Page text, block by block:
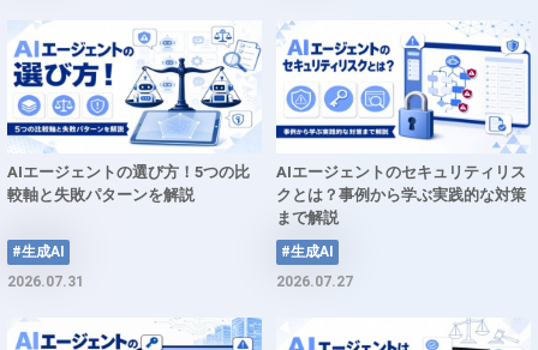
AIエージェントの選び方！5つの比
較軸と失敗パターンを解説
#生成AI
2026.07.31
AIエージェントのセキュリティリス
クとは？事例から学ぶ実践的な対策
まで解説
#生成AI
2026.07.27